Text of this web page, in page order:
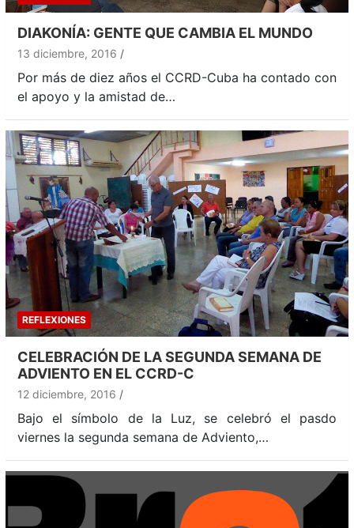
DIAKONÍA: GENTE QUE CAMBIA EL MUNDO
13 diciembre, 2016
Por más de diez años el CCRD-Cuba ha contado con
el apoyo y la amistad de…
REFLEXIONES
CELEBRACIÓN DE LA SEGUNDA SEMANA DE
ADVIENTO EN EL CCRD-C
12 diciembre, 2016
Bajo el símbolo de la Luz, se celebró el pasdo
viernes la segunda semana de Adviento,…